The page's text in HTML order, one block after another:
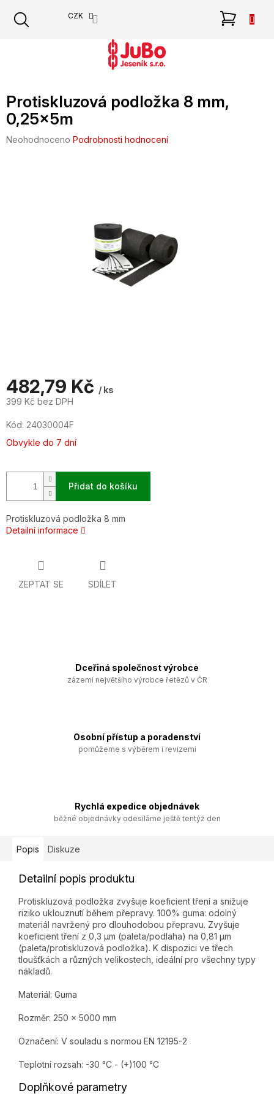
obsah
CZK
Protiskluzová podložka 8 mm,
0,25x5m
Průměrné
Neohodnoceno Podrobnosti hodnocení
482,79 Kč / ks
399 Kč bez DPH
cena:
Kód: 24030004F
Obvykle do 7 dní
Přidat do košíku
Protiskluzová podložka 8 mm
Detailní informace
ZEPTAT SE SDÍLET
Dceřiná společnost výrobce
zázemí největšího výrobce řetězů v ČR
Osobní přístup a poradenství
pomůžeme s výběrem i revizemi
Rychlá expedice objednávek
běžné objednávky odesíláme ještě tentýž den
Popis Diskuze
Detailní popis produktu
Protiskluzová podložka zvyšuje koeficient tření a snižuje
riziko uklouznutí během přepravy. 100% guma: odolný
materiál navržený pro dlouhodobou přepravu. Zvyšuje
koeficient tření z 0,3 µm (paleta/podlaha) na 0,81 µm
(paleta/protiskluzová podložka). K dispozici ve třech
tloušťkách a různých velikostech, ideální pro všechny typy
nákladů.
Materiál: Guma
Rozměr: 250 x 5000 mm
Označení: V souladu s normou EN 12195-2
Teplotní rozsah: -30 °C - (+)100 °C
Doplňkové parametry